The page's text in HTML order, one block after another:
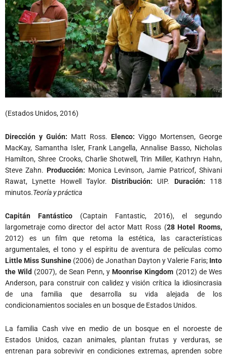
(Estados Unidos, 2016)
Dirección y Guión: Matt Ross. Elenco: Viggo Mortensen, George
MacKay, Samantha Isler, Frank Langella, Annalise Basso, Nicholas
Hamilton, Shree Crooks, Charlie Shotwell, Trin Miller, Kathryn Hahn,
Steve Zahn. Producción: Monica Levinson, Jamie Patricof, Shivani
Rawat, Lynette Howell Taylor.Distribución: UIP. Duración: 118
minutos.Teoría y práctica
Capitán Fantástico (Captain Fantastic, 2016), el segundo
largometraje como director del actor Matt Ross (28 Hotel Rooms,
2012) es un film que retoma la estética, las características
argumentales, el tono y el espíritu de aventura de películas como
Little Miss Sunshine (2006) de Jonathan Dayton y Valerie Faris; Into
the Wild (2007), de Sean Penn, yMoonrise Kingdom (2012) de Wes
Anderson, para construir con calidez y visión crítica la idiosincrasia
de una familia que desarrolla su vida alejada de los
condicionamientos sociales en un bosque de Estados Unidos.
La familia Cash vive en medio de un bosque en el noroeste de
Estados Unidos, cazan animales, plantan frutas y verduras, se
entrenan para sobrevivir en condiciones extremas, aprenden sobre